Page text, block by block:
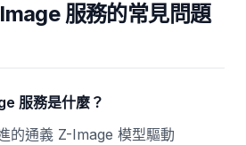
服務的常見問題
服務是什麼？
的通義 Z-Image 模型驅動